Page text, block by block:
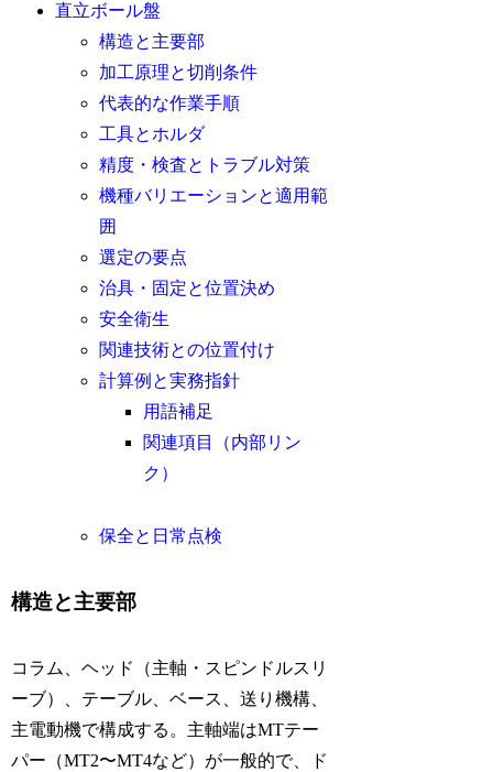
直立ボール盤
構造と主要部
加工原理と切削条件
代表的な作業手順
工具とホルダ
精度・検査とトラブル対策
機種バリエーションと適用範
囲
選定の要点
治具・固定と位置決め
安全衛生
関連技術との位置付け
計算例と実務指針
用語補足
関連項目（内部リン
ク）
保全と日常点検
構造と主要部
コラム、ヘッド（主軸・スピンドルスリ
ーブ）、テーブル、ベース、送り機構、
主電動機で構成する。主軸端はMTテー
パー（MT2〜MT4など）が一般的で、ド